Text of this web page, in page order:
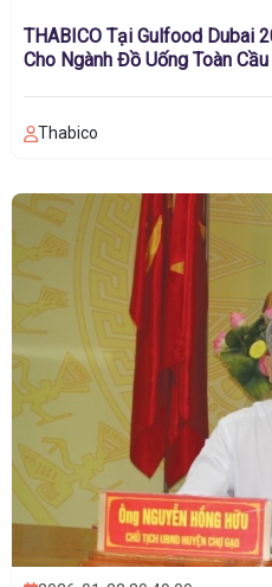
THABICO Tại Gulfood Dubai
Cho Ngành Đồ Uống Toàn Cầu
Thabico